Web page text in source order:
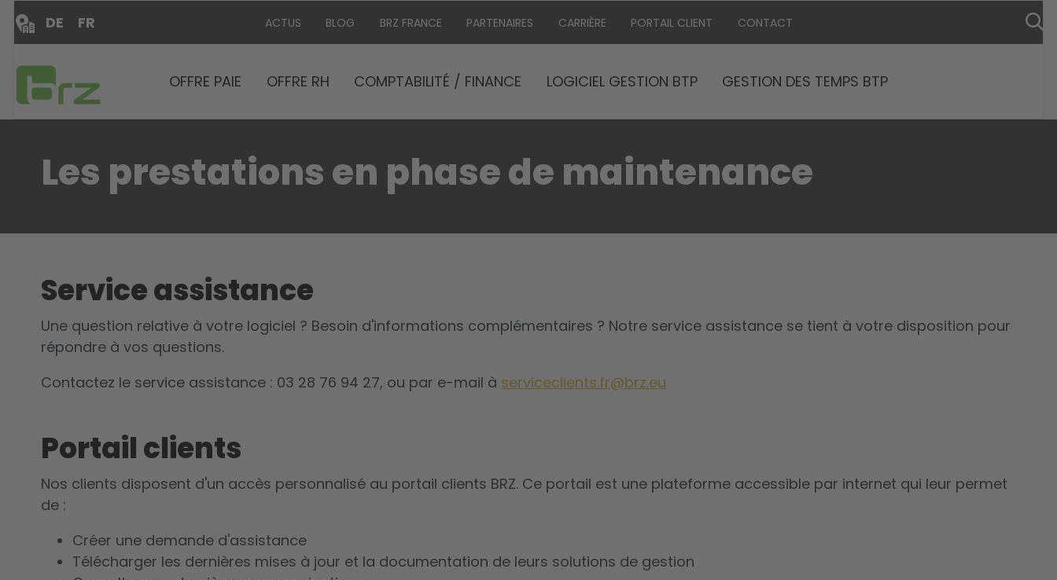
ACTUS BLOG BRZ FRANCE PARTENAIRES CARRIÈRE PORTAIL CLIENT CONTACT
DE FR
OFFRE PAIE OFFRE RH COMPTABILITÉ / FINANCE LOGICIEL GESTION BTP GESTION DES TEMPS BTP
Les prestations en phase de maintenance
Service assistance
Une question relative à votre logiciel ? Besoin d'informations complémentaires ? Notre service assistance se tient à votre disposition pour
répondre à vos questions.
Contactez le service assistance : 03 28 76 94 27, ou par e-mail à serviceclients.fr@brz.eu
Portail clients
Nos clients disposent d'un accès personnalisé au portail clients BRZ. Ce portail est une plateforme accessible par internet qui leur permet
de :
Créer une demande d'assistance
Télécharger les dernières mises à jour et la documentation de leurs solutions de gestion